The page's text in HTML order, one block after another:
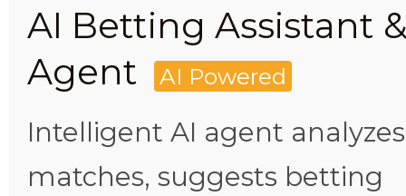
AI Betting Assistant
Agent
AI Powered
Intelligent AI agent analyzes
matches, suggests betting